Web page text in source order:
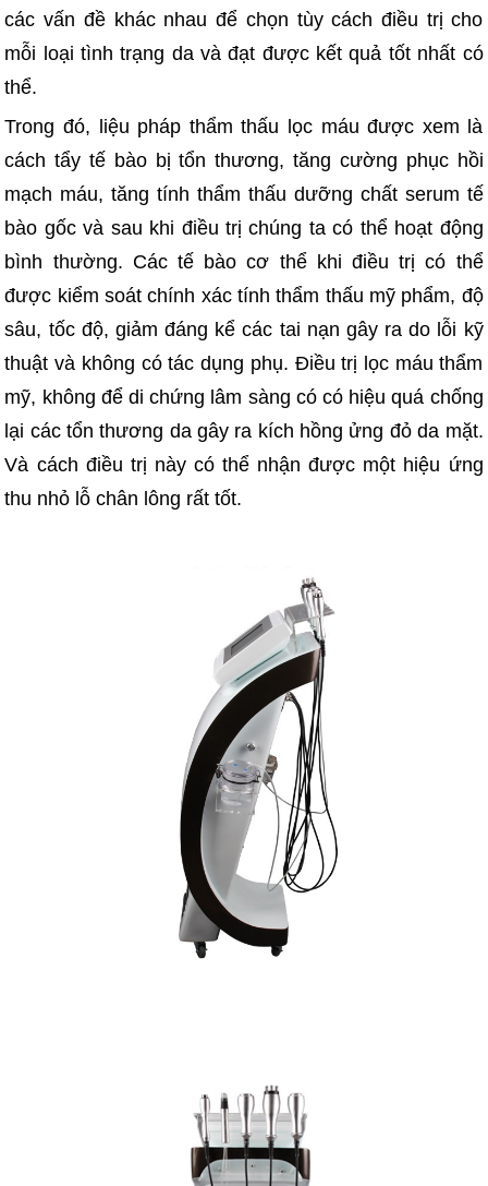
các vấn đề khác nhau để chọn tùy cách điều trị cho
mỗi loại tình trạng da và đạt được kết quả tốt nhất có
thể.
Trong đó, liệu pháp thẩm thấu lọc máu được xem là
cách tẩy tế bào bị tổn thương, tăng cường phục hồi
mạch máu, tăng tính thẩm thấu dưỡng chất serum tế
bào gốc và sau khi điều trị chúng ta có thể hoạt động
bình thường. Các tế bào cơ thể khi điều trị có thể
được kiểm soát chính xác tính thẩm thấu mỹ phẩm, độ
sâu, tốc độ, giảm đáng kể các tai nạn gây ra do lỗi kỹ
thuật và không có tác dụng phụ. Điều trị lọc máu thẩm
mỹ, không để di chứng lâm sàng có có hiệu quá chống
lại các tổn thương da gây ra kích hồng ửng đỏ da mặt.
Và cách điều trị này có thể nhận được một hiệu ứng
thu nhỏ lỗ chân lông rất tốt.